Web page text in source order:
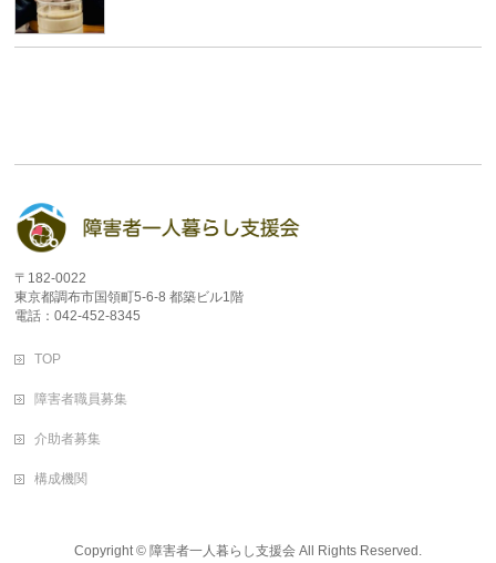
〒182-0022
東京都調布市国領町5-6-8 都築ビル1階
電話：042-452-8345
TOP
障害者職員募集
介助者募集
構成機関
Copyright © 障害者一人暮らし支援会All Rights Reserved.